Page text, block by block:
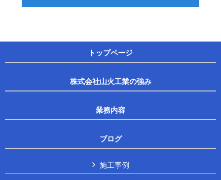
トップページ
株式会社山火工業の強み
業務内容
ブログ
施工事例